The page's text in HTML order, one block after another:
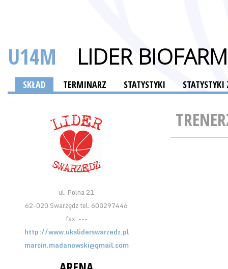
U14M LIDER
SKŁAD TERMINARZ STATYSTYKI
ul. Polna 21
62-020 Swarzędz tel. 603297446
fax. ---
http://www.uksliderswarzedz.pl
marcin.madanowski@gmail.com